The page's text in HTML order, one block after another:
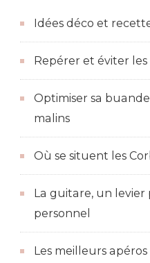
Idées déco et
Repérer et éviter
Optimiser sa
malins
Où se situent les
La guitare, un
personnel
Les meilleurs